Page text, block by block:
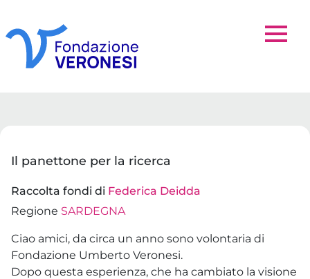
Il panettone per la ricerca
Raccolta fondi di Federica Deidda
Regione SARDEGNA
Ciao amici, da circa un anno sono volontaria di
Fondazione Umberto Veronesi.
Dopo questa esperienza, che ha cambiato la visione